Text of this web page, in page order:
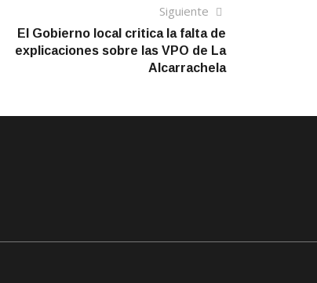
Siguiente
El Gobierno local critica la falta de
explicaciones sobre las VPO de La
Alcarrachela